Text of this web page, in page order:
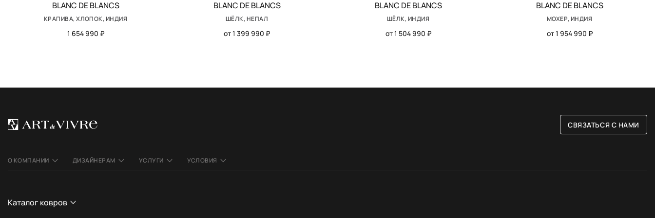
BLANC DE BLANCS
КРАПИВА, ХЛОПОК, ИНДИЯ
1 654 990 ₽
BLANC DE BLANCS
ШЁЛК, НЕПАЛ
от 1 399 990 ₽
BLANC DE BLANCS
ШЁЛК, ИНДИЯ
от 1 504 990 ₽
BLANC DE BLANCS
МОХЕР, ИНДИЯ
от 1 954 990 ₽
СВЯЗАТЬСЯ С НАМИ
О КОМПАНИИ ДИЗАЙНЕРАМ УСЛУГИ УСЛОВИЯ
Каталог ковров